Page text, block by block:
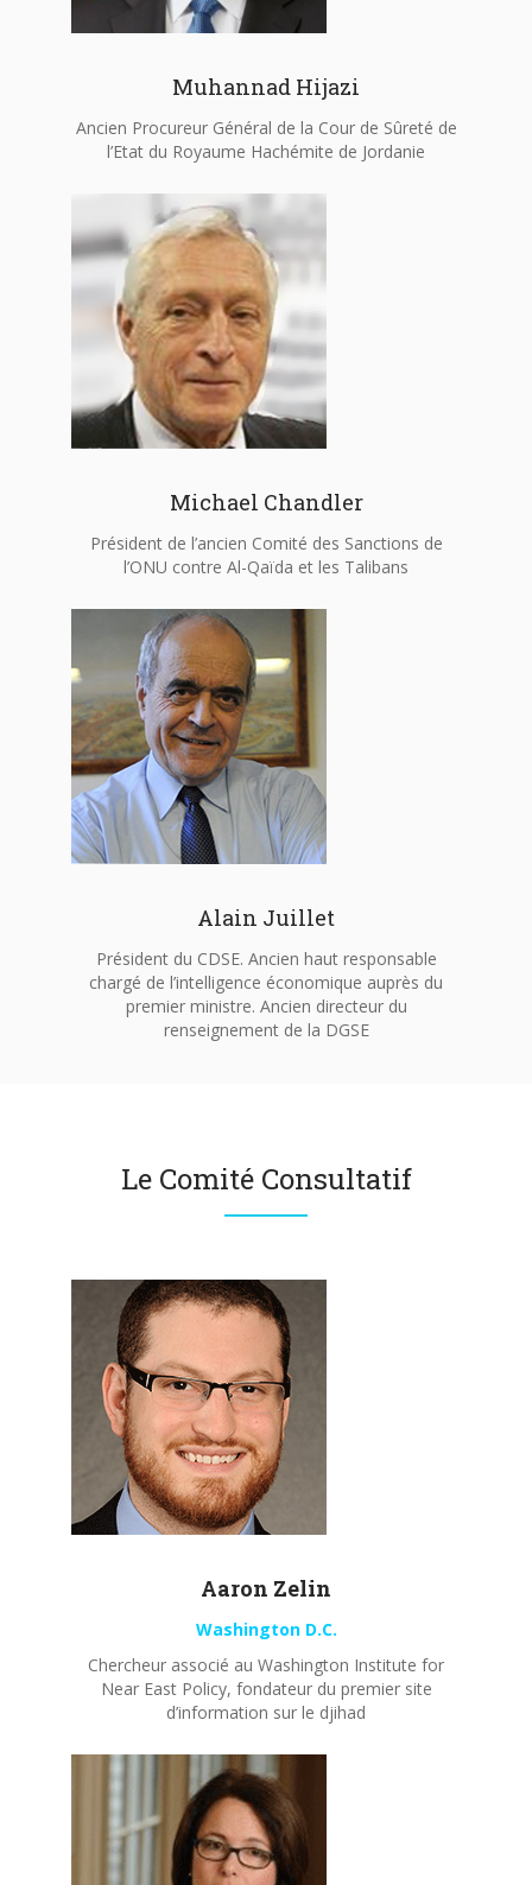
Muhannad Hijazi
Ancien Procureur Général de la Cour de Sûreté de
l’Etat du Royaume Hachémite de Jordanie
Michael Chandler
Président de l’ancien Comité des Sanctions de
l’ONU contre Al-Qaïda et les Talibans
Alain Juillet
Président du CDSE. Ancien haut responsable
chargé de l’intelligence économique auprès du
premier ministre. Ancien directeur du
renseignement de la DGSE
Le Comité Consultatif
Aaron Zelin
Washington D.C.
Chercheur associé au Washington Institute for
Near East Policy, fondateur du premier site
d’information sur le djihad